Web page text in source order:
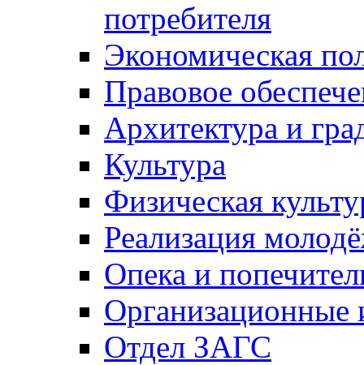
потребителя
Экономическая
Правовое
Архитектура и
Культура
Физическая
Реализация
Опека и
Отдел ЗАГС